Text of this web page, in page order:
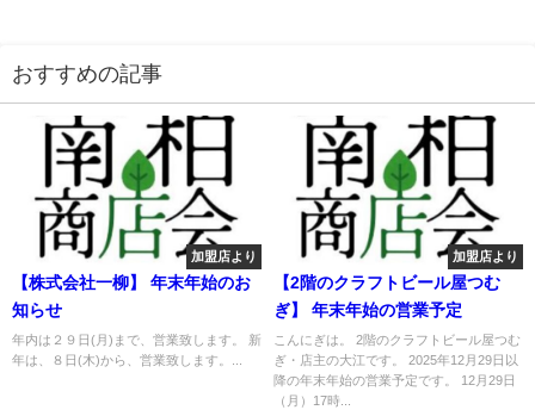
おすすめの記事
加盟店より
【株式会社一柳】 年末年始のお
知らせ
年内は２９日(月)まで、営業致します。 新
年は、８日(木)から、営業致します。...
加盟店より
【2階のクラフトビール屋つむ
ぎ】 年末年始の営業予定
こんにぎは。 2階のクラフトビール屋つむ
ぎ・店主の大江です。 2025年12月29日以
降の年末年始の営業予定です。 12月29日
（月）17時...